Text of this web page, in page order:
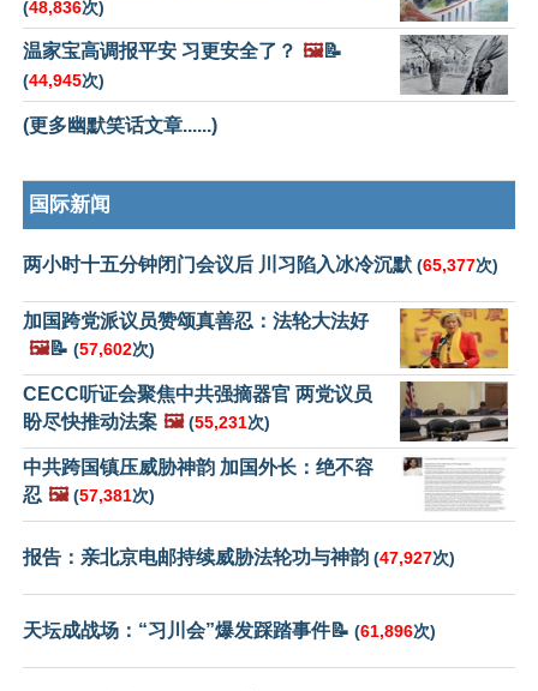
(48,836次)
温家宝高调报平安 习更安全了？ 🖼️📝
(44,945次)
(更多幽默笑话文章......)
国际新闻
两小时十五分钟闭门会议后 川习陷入冰冷沉默 (65,377次)
加国跨党派议员赞颂真善忍：法轮大法好
🖼️📝 (57,602次)
CECC听证会聚焦中共强摘器官 两党议员
盼尽快推动法案 🖼️ (55,231次)
中共跨国镇压威胁神韵 加国外长：绝不容
忍 🖼️ (57,381次)
报告：亲北京电邮持续威胁法轮功与神韵 (47,927次)
天坛成战场：“习川会”爆发踩踏事件📝 (61,896次)